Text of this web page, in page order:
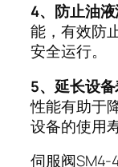
4、防止油
能，有效防
安全运行。
5、延长设
性能有助于
设备的使用寿
伺服阀SM4-